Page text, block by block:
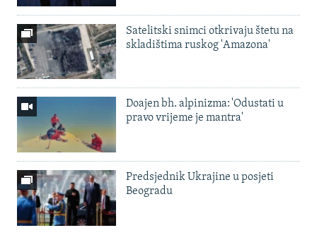
Satelitski snimci otkrivaju štetu na
skladištima ruskog 'Amazona'
Doajen bh. alpinizma: 'Odustati u
pravo vrijeme je mantra'
Predsjednik Ukrajine u posjeti
Beogradu